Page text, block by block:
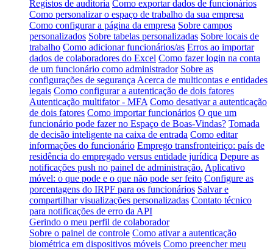
Registos de auditoria Como exportar dados de funcionários
Como personalizar o espaço de trabalho da sua empresa
Como configurar a página da empresa Sobre campos
personalizados Sobre tabelas personalizadas Sobre locais de
trabalho Como adicionar funcionários/as Erros ao importar
dados de colaboradores do Excel Como fazer login na conta
de um funcionário como administrador Sobre as
configurações de segurança Acerca de multicontas e entidades
legais Como configurar a autenticação de dois fatores
Autenticação multifator - MFA Como desativar a autenticação
de dois fatores Como importar funcionários O que um
funcionário pode fazer no Espaço de Boas-Vindas? Tomada
de decisão inteligente na caixa de entrada Como editar
informações do funcionário Emprego transfronteiriço: país de
residência do empregado versus entidade jurídica Depure as
notificações push no painel de administração. Aplicativo
móvel: o que pode e o que não pode ser feito Configure as
porcentagens do IRPF para os funcionários Salvar e
compartilhar visualizações personalizadas Contato técnico
para notificações de erro da API
Gerindo o meu perfil de colaborador
Sobre o painel de controle Como ativar a autenticação
biométrica em dispositivos móveis Como preencher meu